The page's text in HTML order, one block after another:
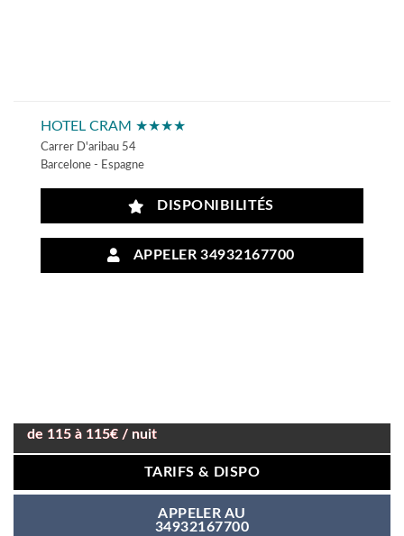
HOTEL CRAM ★★★★
Carrer D'aribau 54
Barcelone - Espagne
DISPONIBILITÉS
APPELER 34932167700
de 115 à 115€ / nuit
TARIFS & DISPO
APPELER AU
34932167700